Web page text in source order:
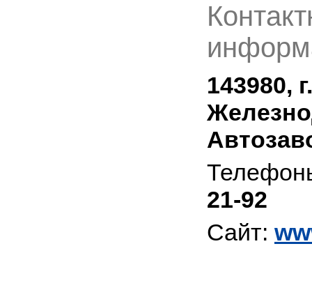
143980, г.
21-92
Сайт: